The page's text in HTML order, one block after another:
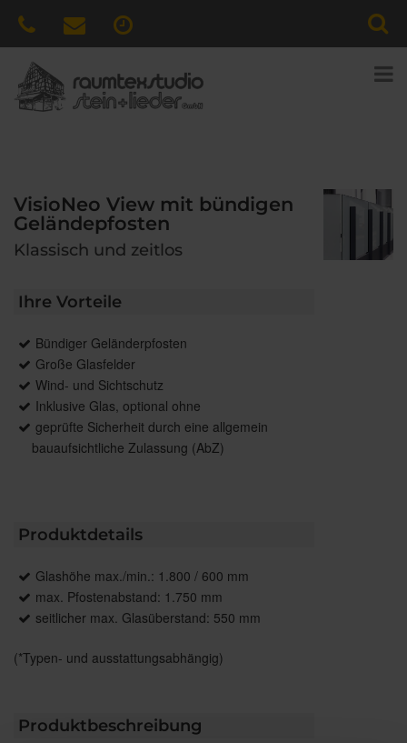
VisioNeo View mit bündigen
Geländepfosten
Klassisch und zeitlos
Ihre Vorteile
Bündiger Geländerpfosten
Große Glasfelder
Wind- und Sichtschutz
Inklusive Glas, optional ohne
geprüfte Sicherheit durch eine allgemein
bauaufsichtliche Zulassung (AbZ)
Produktdetails
Glashöhe max./min.: 1.800 / 600 mm
max. Pfostenabstand: 1.750 mm
seitlicher max. Glasüberstand: 550 mm
(*Typen- und ausstattungsabhängig)
Produktbeschreibung